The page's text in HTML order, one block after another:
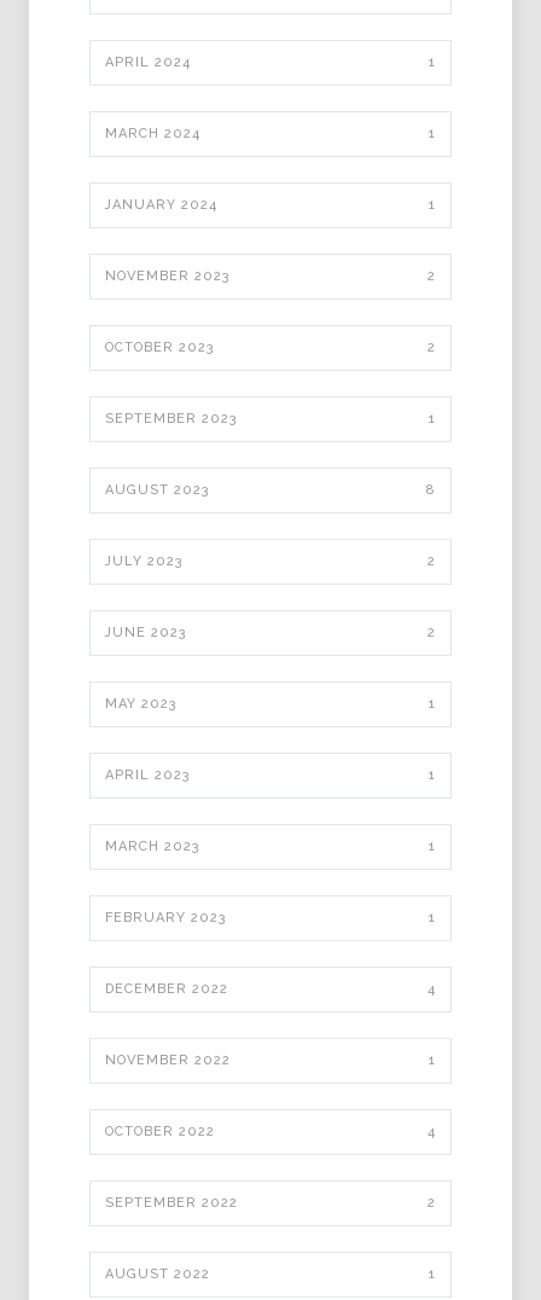
APRIL 2024 1
MARCH 2024 1
JANUARY 2024 1
NOVEMBER 2023 2
OCTOBER 2023 2
SEPTEMBER 2023 1
AUGUST 2023 8
JULY 2023 2
JUNE 2023 2
MAY 2023 1
APRIL 2023 1
MARCH 2023 1
FEBRUARY 2023 1
DECEMBER 2022 4
NOVEMBER 2022 1
OCTOBER 2022 4
SEPTEMBER 2022 2
AUGUST 2022 1